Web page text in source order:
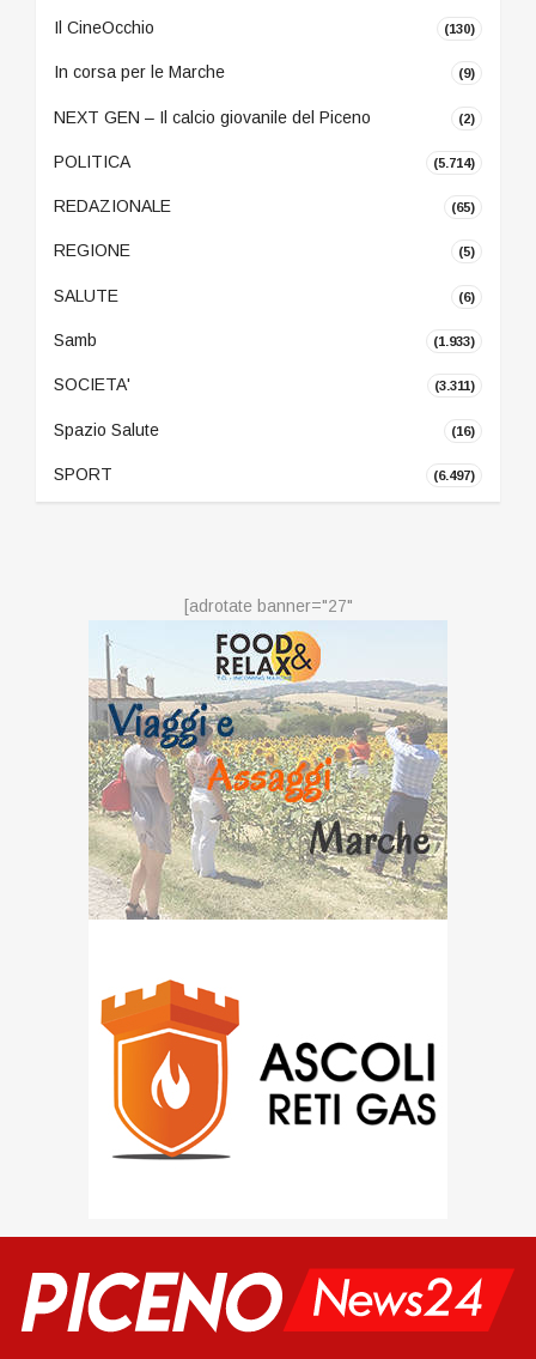
Il CineOcchio (130)
In corsa per le Marche (9)
NEXT GEN – Il calcio giovanile del Piceno (2)
POLITICA (5.714)
REDAZIONALE (65)
REGIONE (5)
SALUTE (6)
Samb (1.933)
SOCIETA' (3.311)
Spazio Salute (16)
SPORT (6.497)
[adrotate banner="27"